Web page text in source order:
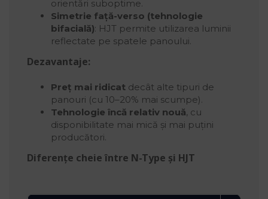
orientări suboptime.
Simetrie față-verso (tehnologie
bifacială): HJT permite utilizarea luminii
reflectate pe spatele panoului.
Dezavantaje:
Preț mai ridicat decât alte tipuri de
panouri (cu 10–20% mai scumpe).
Tehnologie încă relativ nouă, cu
disponibilitate mai mică și mai puțini
producători.
Diferențe cheie între N-Type și HJT